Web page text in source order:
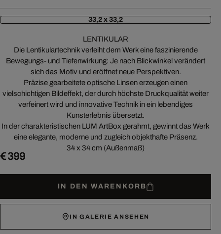
33,2 x 33,2
LENTIKULAR
Die Lentikulartechnik verleiht dem Werk eine faszinierende
Bewegungs- und Tiefenwirkung: Je nach Blickwinkel verändert
sich das Motiv und eröffnet neue Perspektiven.
Präzise gearbeitete optische Linsen erzeugen einen
vielschichtigen Bildeffekt, der durch höchste Druckqualität weiter
verfeinert wird und innovative Technik in ein lebendiges
Kunsterlebnis übersetzt.
In der charakteristischen LUM ArtBox gerahmt, gewinnt das Werk
eine elegante, moderne und zugleich objekthafte Präsenz.
34 x 34 cm (Außenmaß)
€ 399
IN DEN WARENKORB
IN GALERIE ANSEHEN